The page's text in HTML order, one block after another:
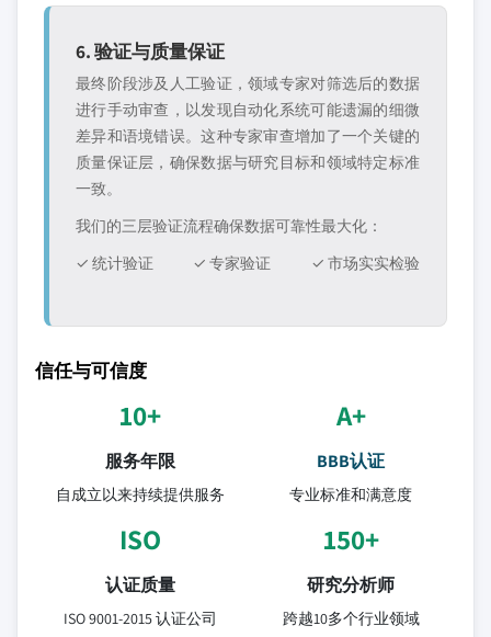
6. 验证与质量保证
最终阶段涉及人工验证，领域专家对筛选后的数据
进行手动审查，以发现自动化系统可能遗漏的细微
差异和语境错误。这种专家审查增加了一个关键的
质量保证层，确保数据与研究目标和领域特定标准
一致。
我们的三层验证流程确保数据可靠性最大化：
✓ 统计验证
✓ 专家验证 ✓ 市场实实检验
信任与可信度
10+
服务年限
自成立以来持续提供服务
A+
BBB认证
专业标准和满意度
ISO
认证质量
ISO 9001-2015 认证公司
150+
研究分析师
跨越10多个行业领域